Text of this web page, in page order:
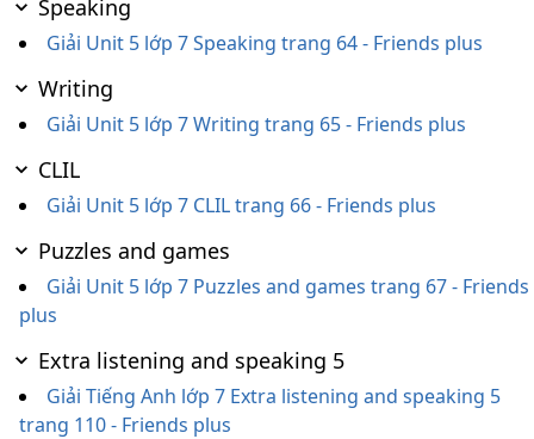
Speaking
Giải Unit 5 lớp 7 Speaking trang 64 - Friends plus
Writing
Giải Unit 5 lớp 7 Writing trang 65 - Friends plus
CLIL
Giải Unit 5 lớp 7 CLIL trang 66 - Friends plus
Puzzles and games
Giải Unit 5 lớp 7 Puzzles and games trang 67 - Friends
plus
Extra listening and speaking 5
Giải Tiếng Anh lớp 7 Extra listening and speaking 5
trang 110 - Friends plus